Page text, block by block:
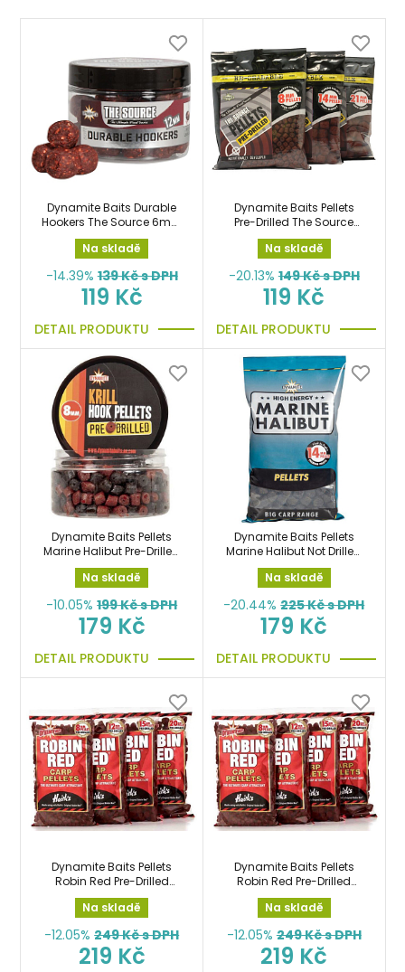
Dynamite Baits Durable
Hookers The Source 6mm
pelety
Na skladě
-14.39% 139Kč s DPH
119 Kč
DETAIL PRODUKTU
Dynamite Baits Pellets
Pre-Drilled The Source
350gr předvrtané pelety
14mm
Na skladě
-20.13% 149Kč s DPH
119 Kč
DETAIL PRODUKTU
Dynamite Baits Pellets
Marine Halibut Pre-Drilled
8mm pelety předvrtané
na háček
Na skladě
-10.05% 199Kč s DPH
179 Kč
DETAIL PRODUKTU
Dynamite Baits Pellets
Marine Halibut Not Drilled
14mm 900g pelety
Na skladě
-20.44% 225Kč s DPH
179 Kč
DETAIL PRODUKTU
Dynamite Baits Pellets
Robin Red Pre-Drilled
900g 12mm předvrtané
pelety
Na skladě
-12.05% 249Kč s DPH
219 Kč
Dynamite Baits Pellets
Robin Red Pre-Drilled
900g 8mm předvrtané
pelety
Na skladě
-12.05% 249Kč s DPH
219 Kč